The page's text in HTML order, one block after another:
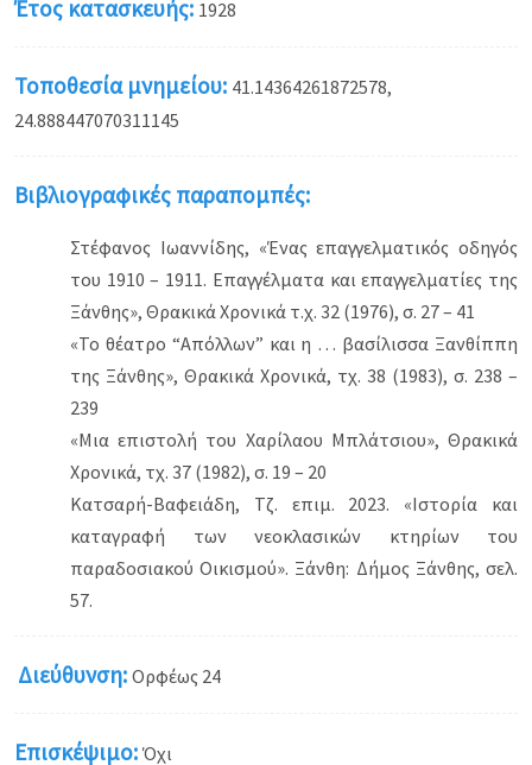
Έτος κατασκευής: 1928
Τοποθεσία μνημείου: 41.14364261872578,
24.888447070311145
Βιβλιογραφικές παραπομπές:
Στέφανος Ιωαννίδης, «Ένας επαγγελματικός οδηγός
του 1910 – 1911. Επαγγέλματα και επαγγελματίες της
Ξάνθης», Θρακικά Χρονικά τ.χ. 32 (1976), σ. 27 – 41
«Το θέατρο “Απόλλων” και η … βασίλισσα Ξανθίππη
της Ξάνθης», Θρακικά Χρονικά, τχ. 38 (1983), σ. 238 –
239
«Μια επιστολή του Χαρίλαου Μπλάτσιου», Θρακικά
Χρονικά, τχ. 37 (1982), σ. 19 – 20
Κατσαρή-Βαφειάδη, Τζ. επιμ. 2023. «Ιστορία και
καταγραφή των νεοκλασικών κτηρίων του
παραδοσιακού Οικισμού». Ξάνθη: Δήμος Ξάνθης, σελ.
57.
Διεύθυνση: Ορφέως 24
Επισκέψιμο: Όχι